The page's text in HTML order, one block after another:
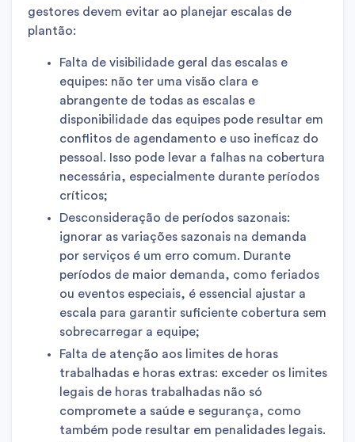
gestores devem evitar ao planejar escalas de
plantão:
Falta de visibilidade geral das escalas e
equipes: não ter uma visão clara e
abrangente de todas as escalas e
disponibilidade das equipes pode resultar em
conflitos de agendamento e uso ineficaz do
pessoal. Isso pode levar a falhas na cobertura
necessária, especialmente durante períodos
críticos;
Desconsideração de períodos sazonais:
ignorar as variações sazonais na demanda
por serviços é um erro comum. Durante
períodos de maior demanda, como feriados
ou eventos especiais, é essencial ajustar a
escala para garantir suficiente cobertura sem
sobrecarregar a equipe;
Falta de atenção aos limites de horas
trabalhadas e horas extras: exceder os limites
legais de horas trabalhadas não só
compromete a saúde e segurança, como
também pode resultar em penalidades legais.